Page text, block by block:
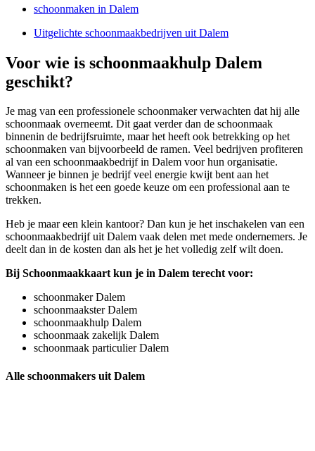
schoonmaken in Dalem
Uitgelichte schoonmaakbedrijven uit Dalem
Voor wie is schoonmaakhulp Dalem
geschikt?
Je mag van een professionele schoonmaker verwachten dat hij alle
schoonmaak overneemt. Dit gaat verder dan de schoonmaak
binnenin de bedrijfsruimte, maar het heeft ook betrekking op het
schoonmaken van bijvoorbeeld de ramen. Veel bedrijven profiteren
al van een schoonmaakbedrijf in Dalem voor hun organisatie.
Wanneer je binnen je bedrijf veel energie kwijt bent aan het
schoonmaken is het een goede keuze om een professional aan te
trekken.
Heb je maar een klein kantoor? Dan kun je het inschakelen van een
schoonmaakbedrijf uit Dalem vaak delen met mede ondernemers. Je
deelt dan in de kosten dan als het je het volledig zelf wilt doen.
Bij Schoonmaakkaart kun je in Dalem terecht voor:
schoonmaker Dalem
schoonmaakster Dalem
schoonmaakhulp Dalem
schoonmaak zakelijk Dalem
schoonmaak particulier Dalem
Alle schoonmakers uit Dalem